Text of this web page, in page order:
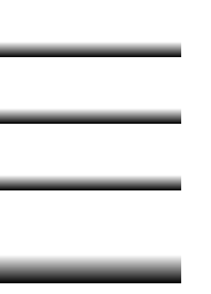
Heritage
del